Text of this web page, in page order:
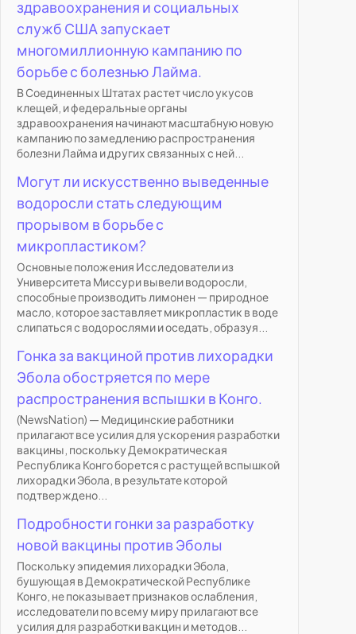
здравоохранения и социальных
служб США запускает
многомиллионную кампанию по
борьбе с болезнью Лайма.
В Соединенных Штатах растет число укусов
клещей, и федеральные органы
здравоохранения начинают масштабную новую
кампанию по замедлению распространения
болезни Лайма и других связанных с ней...
Могут ли искусственно выведенные
водоросли стать следующим
прорывом в борьбе с
микропластиком?
Основные положения Исследователи из
Университета Миссури вывели водоросли,
способные производить лимонен — природное
масло, которое заставляет микропластик в воде
слипаться с водорослями и оседать, образуя...
Гонка за вакциной против лихорадки
Эбола обостряется по мере
распространения вспышки в Конго.
(NewsNation) — Медицинские работники
прилагают все усилия для ускорения разработки
вакцины, поскольку Демократическая
Республика Конго борется с растущей вспышкой
лихорадки Эбола, в результате которой
подтверждено...
Подробности гонки за разработку
новой вакцины против Эболы
Поскольку эпидемия лихорадки Эбола,
бушующая в Демократической Республике
Конго, не показывает признаков ослабления,
исследователи по всему миру прилагают все
усилия для разработки вакцин и методов...